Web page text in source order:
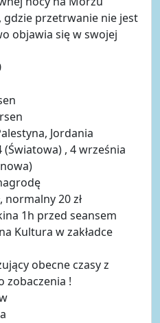
przetrwanie nie jest
objawia się w swojej
Jordania
, 4 września
normalny 20 zł
1h przed seansem
Kultura w zakładce
obecne czasy z
zobaczenia !